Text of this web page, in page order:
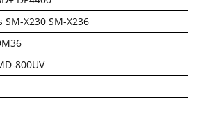
X230 SM-X236
800UV